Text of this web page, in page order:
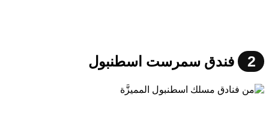
2 فندق سمرست اسطنبول